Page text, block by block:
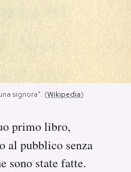
signora". (Wikipedia)
primo libro,
al pubblico senza
sono state fatte.